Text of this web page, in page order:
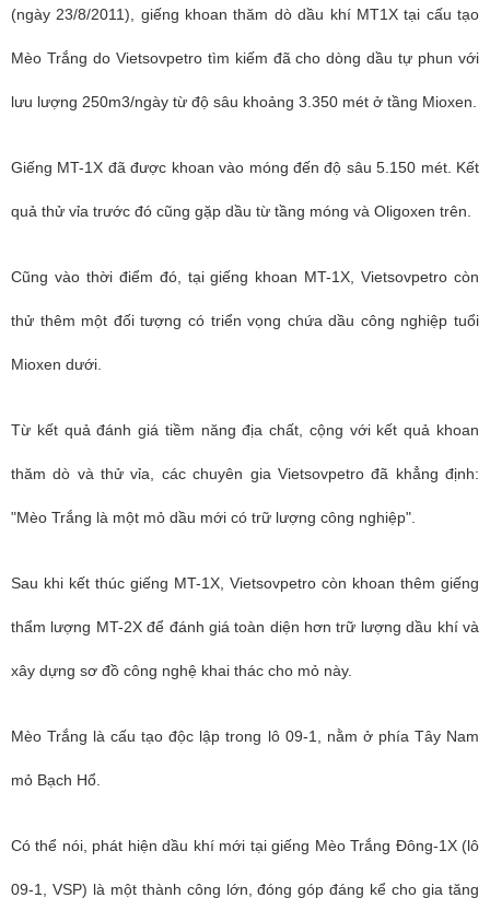
(ngày 23/8/2011), giếng khoan thăm dò dầu khí MT1X tại cấu tạo
Mèo Trắng do Vietsovpetro tìm kiếm đã cho dòng dầu tự phun với
lưu lượng 250m3/ngày từ độ sâu khoảng 3.350 mét ở tầng Mioxen.
Giếng MT-1X đã được khoan vào móng đến độ sâu 5.150 mét. Kết
quả thử vỉa trước đó cũng gặp dầu từ tầng móng và Oligoxen trên.
Cũng vào thời điểm đó, tại giếng khoan MT-1X, Vietsovpetro còn
thử thêm một đối tượng có triển vọng chứa dầu công nghiệp tuổi
Mioxen dưới.
Từ kết quả đánh giá tiềm năng địa chất, cộng với kết quả khoan
thăm dò và thử vỉa, các chuyên gia Vietsovpetrođã khẳng định:
"Mèo Trắng là một mỏ dầu mới có trữ lượng công nghiệp".
Sau khi kết thúc giếng MT-1X, Vietsovpetro còn khoan thêm giếng
thẩm lượng MT-2X để đánh giá toàn diện hơn trữ lượng dầu khí và
xây dựng sơ đồ công nghệ khai thác cho mỏ này.
Mèo Trắng là cấu tạo độc lập trong lô 09-1, nằm ở phía Tây Nam
mỏ Bạch Hổ.
Có thể nói, phát hiện dầu khí mới tại giếng Mèo Trắng Đông-1X (lô
09-1, VSP) là một thành công lớn, đóng góp đáng kể cho gia tăng